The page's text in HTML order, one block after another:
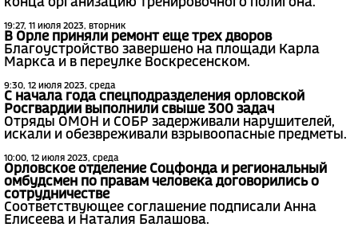
конца организацию тренировочного полигона.
19:27, 11 июля 2023, вторник
В Орле приняли ремонт еще трех дворов
Благоустройство завершено на площади Карла
Маркса и в переулке Воскресенском.
9:30, 12 июля 2023, среда
С начала года спецподразделения орловской
Росгвардии выполнили свыше 300 задач
Отряды ОМОН и СОБР задерживали нарушителей,
искали и обезвреживали взрывоопасные предметы.
10:00, 12 июля 2023, среда
Орловское отделение Соцфонда и региональный
омбудсмен по правам человека договорились о
сотрудничестве
Соответствующее соглашение подписали Анна
Елисеева и Наталия Балашова.